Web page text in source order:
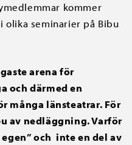
kommer
olika seminarier på Bibu
arena för
och därmed en
många länsteatrar. För
av nedläggning. Varför
och inte en del av